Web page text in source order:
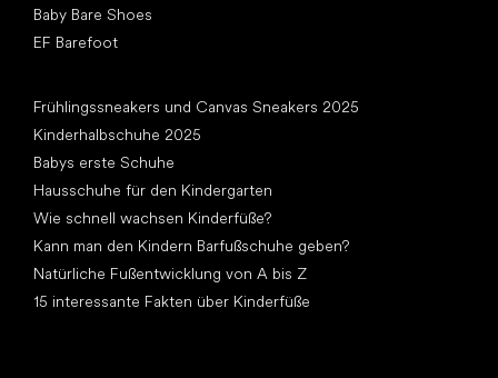
Baby Bare Shoes
EF Barefoot
Frühlingssneakers und Canvas Sneakers 2025
Kinderhalbschuhe 2025
Babys erste Schuhe
Hausschuhe für den Kindergarten
Wie schnell wachsen Kinderfüße?
Kann man den Kindern Barfußschuhe geben?
Natürliche Fußentwicklung von A bis Z
15 interessante Fakten über Kinderfüße